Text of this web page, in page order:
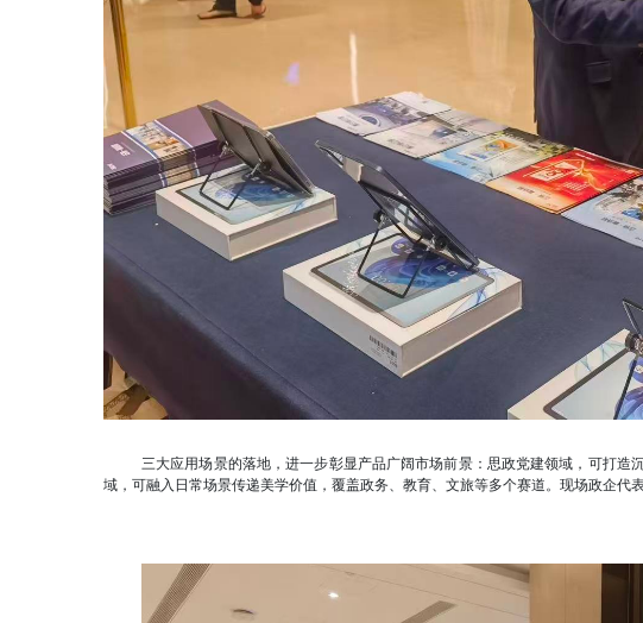
三大应用场景的落地，进一步彰显产品广阔市场前景：思政党建领域，可打
域，可融入日常场景传递美学价值，覆盖政务、教育、文旅等多个赛道。现场政企代